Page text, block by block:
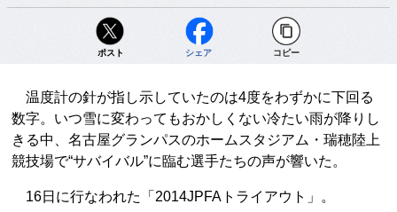
ポスト シェア コピー
温度計の針が指し示していたのは4度をわずかに下回る
数字。いつ雪に変わってもおかしくない冷たい雨が降りし
きる中、名古屋グランパスのホームスタジアム・瑞穂陸上
競技場で“サバイバル”に臨む選手たちの声が響いた。
16日に行なわれた「2014JPFAトライアウト」。